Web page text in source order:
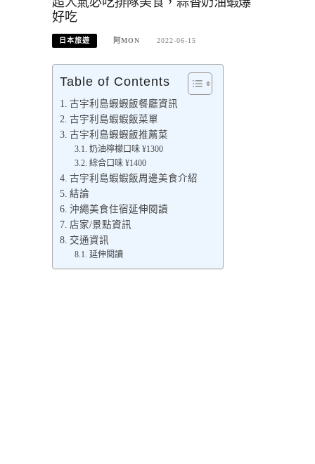
好吃
日本旅遊 阿MON 2022-06-15
Table of Contents
古宇利島蝦蝦飯餐廳資訊
古宇利島蝦蝦飯菜單
古宇利島蝦蝦飯推薦菜
奶油檸檬口味 ¥1300
綜合口味 ¥1400
古宇利島蝦蝦飯周邊美食介紹
結論
沖繩美食住宿延伸閱讀
店家/景點資訊
交通資訊
延伸閱讀